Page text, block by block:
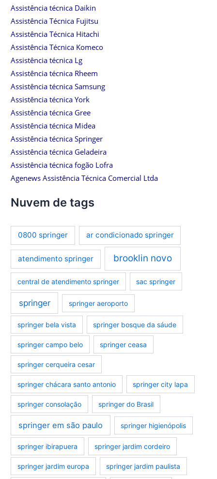
Assistência técnica Daikin
Assistência Técnica Fujitsu
Assistência Técnica Hitachi
Assistência Técnica Komeco
Assistência técnica Lg
Assistência técnica Rheem
Assistência técnica Samsung
Assistência técnica York
Assistência técnica Gree
Assistência técnica Midea
Assistência técnica Springer
Assistência técnica Geladeira
Assistência técnica fogão Lofra
Agenews Assistência Técnica Comercial Ltda
Nuvem de tags
0800 springer ar condicionado springer
atendimento springer brooklin novo
central de atendimento springer sac springer
springer springer aeroporto
springer bela vista springer bosque da sáude
springer campo belo springer ceasa
springer cerqueira cesar
springer chácara santo antonio springer city lapa
springer consolação springer do Brasil
springer em são paulo springer higienópolis
springer ibirapuera springer jardim cordeiro
springer jardim europa springer jardim paulista